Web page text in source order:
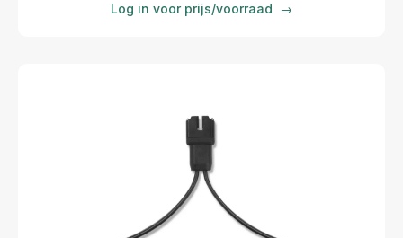
Log in voor prijs/voorraad →